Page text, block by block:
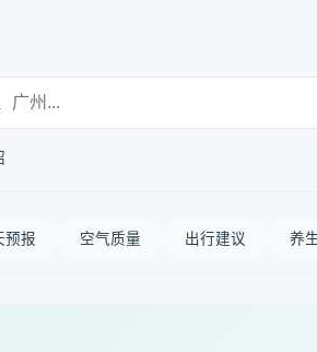
预报 空气质量 出行建议 养